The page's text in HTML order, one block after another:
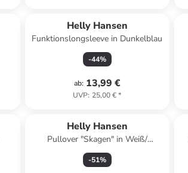
Helly Hansen
Funktionslongsleeve in Dunkelblau
-44%
ab: 13,99 €
UVP: 25,00 €*
Helly Hansen
Pullover "Skagen" in Weiß/
Dunkelblau
-51%